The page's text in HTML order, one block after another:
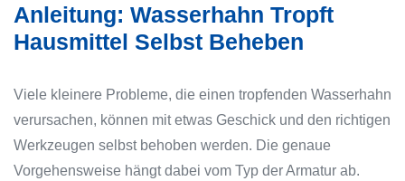
Anleitung: Wasserhahn Tropft
Hausmittel Selbst Beheben
Viele kleinere Probleme, die einen tropfenden Wasserhahn
verursachen, können mit etwas Geschick und den richtigen
Werkzeugen selbst behoben werden. Die genaue
Vorgehensweise hängt dabei vom Typ der Armatur ab.